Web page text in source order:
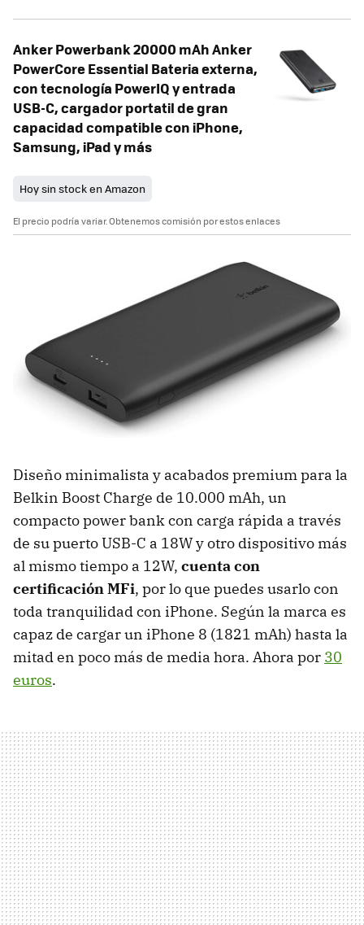
Anker Powerbank 20000 mAh Anker
PowerCore Essential Bateria externa,
con tecnología PowerIQ y entrada
USB-C, cargador portatil de gran
capacidad compatible con iPhone,
Samsung, iPad y más
Hoy sin stock en Amazon
El precio podría variar. Obtenemos comisión por estos enlaces
Diseño minimalista y acabados premium para la
Belkin Boost Charge de 10.000 mAh, un
compacto power bank con carga rápida a través
de su puerto USB-C a 18W y otro dispositivo más
al mismo tiempo a 12W, cuenta con
certificación MFi, por lo que puedes usarlo con
toda tranquilidad con iPhone. Según la marca es
capaz de cargar un iPhone 8 (1821 mAh) hasta la
mitad en poco más de media hora. Ahora por 30
euros.